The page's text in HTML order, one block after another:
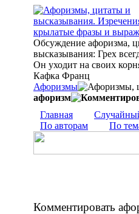
Обсуждение афоризма,
высказывания: Грех
Он уходит на своих
Кафка Франц
Афоризмы
афоризм
Главная
По авторам
По
Комментировать